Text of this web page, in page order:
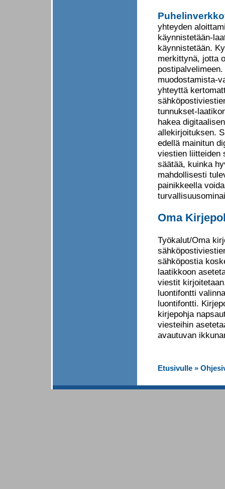
yhteyden
käynnistetään-
käynnistetään.
merkittynä, jotta
muodostamista-
yhteyttä
tunnukset-
hakea
allekirjoituksen.
edellä mainitun
viestien liitteiden
säätää, kuinka
mahdollisesti
painikkeella
Oma
Työkalut/Oma
sähköpostia
laatikkoon
viestit
luontifontti
luontifontti.
kirjepohja
viesteihin
avautuvan
Etusivulle »